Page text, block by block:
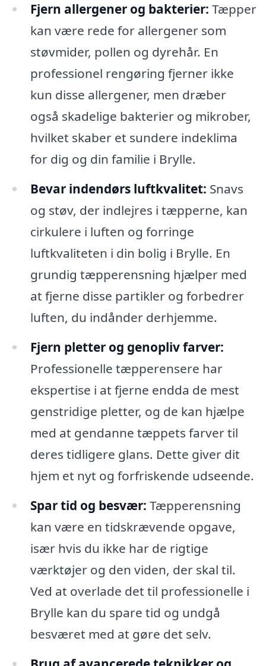
Fjern allergener og bakterier: Tæpper
kan være rede for allergener som
støvmider, pollen og dyrehår. En
professionel rengøring fjerner ikke
kun disse allergener, men dræber
også skadelige bakterier og mikrober,
hvilket skaber et sundere indeklima
for dig og din familie i Brylle.
Bevar indendørs luftkvalitet: Snavs
og støv, der indlejres i tæpperne, kan
cirkulere i luften og forringe
luftkvaliteten i din bolig i Brylle. En
grundig tæpperensning hjælper med
at fjerne disse partikler og forbedrer
luften, du indånder derhjemme.
Fjern pletter og genopliv farver:
Professionelle tæpperensere har
ekspertise i at fjerne endda de mest
genstridige pletter, og de kan hjælpe
med at gendanne tæppets farver til
deres tidligere glans. Dette giver dit
hjem et nyt og forfriskende udseende.
Spar tid og besvær: Tæpperensning
kan være en tidskrævende opgave,
især hvis du ikke har de rigtige
værktøjer og den viden, der skal til.
Ved at overlade det til professionelle i
Brylle kan du spare tid og undgå
besværet med at gøre det selv.